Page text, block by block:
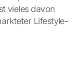
vieles davon
Lifestyle-